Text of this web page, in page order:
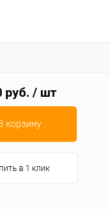
руб. / шт
корзину
в 1 клик